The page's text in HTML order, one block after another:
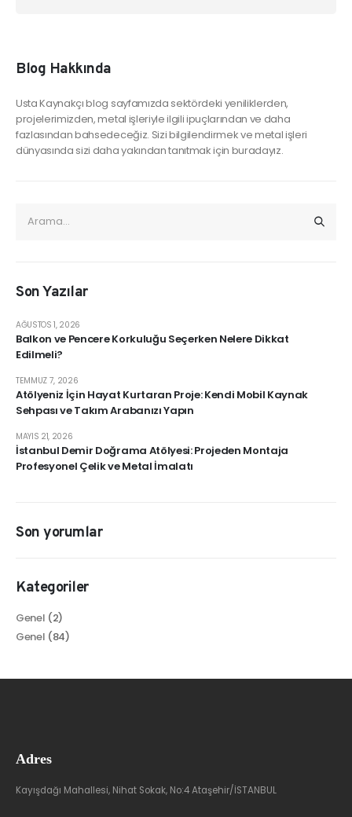
Blog Hakkında
Usta Kaynakçı blog sayfamızda sektördeki yeniliklerden,
projelerimizden, metal işleriyle ilgili ipuçlarından ve daha
fazlasından bahsedeceğiz. Sizi bilgilendirmek ve metal işleri
dünyasında sizi daha yakından tanıtmak için buradayız.
Son Yazılar
Balkon ve Pencere Korkuluğu Seçerken Nelere Dikkat
Edilmeli?
AĞUSTOS 1, 2026
Atölyeniz İçin Hayat Kurtaran Proje: Kendi Mobil Kaynak
Sehpası ve Takım Arabanızı Yapın
TEMMUZ 7, 2026
İstanbul Demir Doğrama Atölyesi: Projeden Montaja
Profesyonel Çelik ve Metal İmalatı
MAYIS 21, 2026
Son yorumlar
Kategoriler
Genel (2)
Genel (84)
Adres
Kayışdağı Mahallesi, Nihat Sokak, No:4 Ataşehir/İSTANBUL